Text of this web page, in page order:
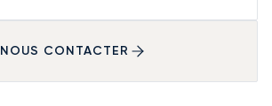
NOUS CONTACTER